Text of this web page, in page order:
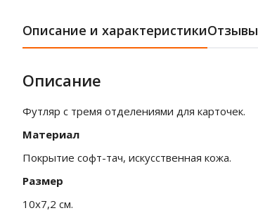
Описание и характеристикиОтзывы
Описание
Футляр с тремя отделениями для карточек.
Материал
Покрытие софт-тач, искусственная кожа.
Размер
10х7,2 см.